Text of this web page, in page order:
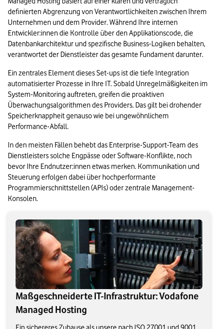
definierten Abgrenzung von Verantwortlichkeiten zwischen Ihrem
Unternehmen und dem Provider. Während Ihre internen
Entwickler:innen die Kontrolle über den Applikationscode, die
Datenbankarchitektur und spezifische Business-Logiken behalten,
verantwortet der Dienstleister das gesamte Fundament darunter.
Ein zentrales Element dieses Set-ups ist die tiefe Integration
automatisierter Prozesse in Ihre IT. Sobald Unregelmäßigkeiten im
System-Monitoring auftreten, greifen die proaktiven
Überwachungsalgorithmen des Providers. Das gilt bei drohender
Speicherknappheit genauso wie bei ungewöhnlichem
Performance-Abfall.
In den meisten Fällen behebt das Enterprise-Support-Team des
Dienstleisters solche Engpässe oder Software-Konflikte, noch
bevor Ihre Endnutzer:innen etwas merken. Kommunikation und
Steuerung erfolgen dabei über hochperformante
Programmierschnittstellen (APIs) oder zentrale Management-
Konsolen.
Maßgeschneiderte IT-Infrastruktur: Vodafone
Managed Hosting